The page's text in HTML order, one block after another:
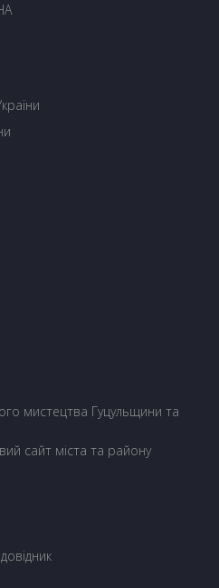
мистецтва Гуцульщини та
сайт міста та району